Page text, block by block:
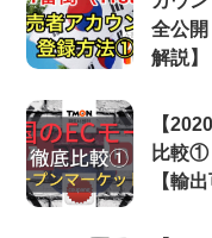
全公
解説】
【
比較①
【輸